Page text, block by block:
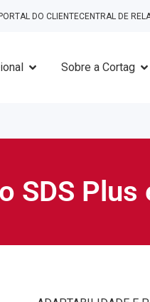
DO CLIENTECENTRAL DE
Sobre a Cortag
SDS Plus